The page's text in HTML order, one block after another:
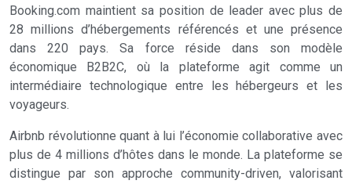
Booking.com maintient sa position de leader avec plus de
28 millions d’hébergements référencés et une présence
dans 220 pays. Sa force réside dans son modèle
économique B2B2C, où la plateforme agit comme un
intermédiaire technologique entre les hébergeurs et les
voyageurs.
Airbnb révolutionne quant à lui l’économie collaborative avec
plus de 4 millions d’hôtes dans le monde. La plateforme se
distingue par son approche community-driven, valorisant